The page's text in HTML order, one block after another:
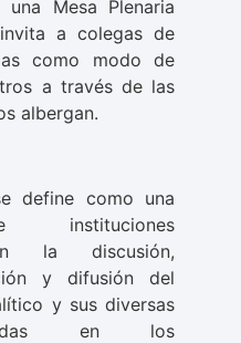
Mesa Plenaria
a colegas de
como modo de
a través de las
albergan.
define como una
instituciones
la discusión,
y difusión del
y sus diversas
en los